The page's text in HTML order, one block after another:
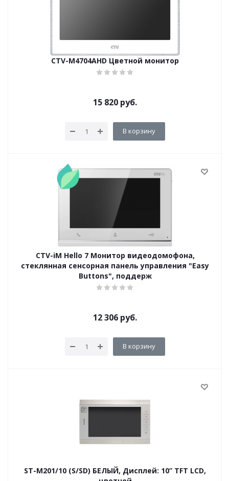
CTV-М4704AHD Цветной монитор
15 820 руб.
В корзину
CTV-iM Hello 7 Монитор видеодомофона,
стеклянная сенсорная панель управления "Easy
Buttons", поддерж
12 306 руб.
В корзину
ST-M201/10 (S/SD) БЕЛЫЙ, Дисплей: 10” TFT LCD,